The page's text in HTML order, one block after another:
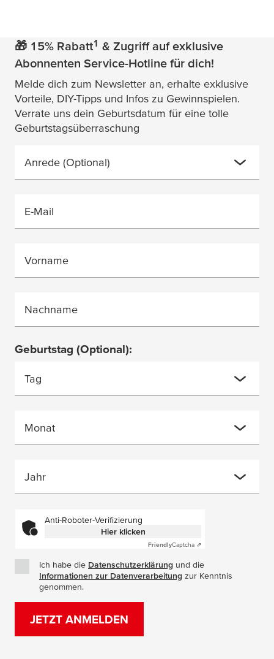
🎁 15% Rabatt1 & Zugriff auf exklusive
Abonnenten Service-Hotline für dich!
Melde dich zum Newsletter an, erhalte exklusive
Vorteile, DIY-Tipps und Infos zu Gewinnspielen.
Verrate uns dein Geburtsdatum für eine tolle
Geburtstagsüberraschung
Anrede (Optional)
E-Mail
Vorname
Nachname
Geburtstag (Optional):
Tag
Monat
Jahr
Anti-Roboter-Verifizierung
Hier klicken
FriendlyCaptcha ⇗
Ich habe die Datenschutzerklärung (Öffnet in einem neuen
und die
Informationen zur Datenverarbeitung (Öffnet in einem
zur Kenntnis
genommen.
JETZT ANMELDEN